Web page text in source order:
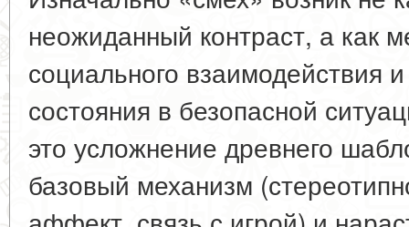
неожиданный контраст, а как
социального взаимодействия
состояния в безопасной
это усложнение древнего
базовый механизм